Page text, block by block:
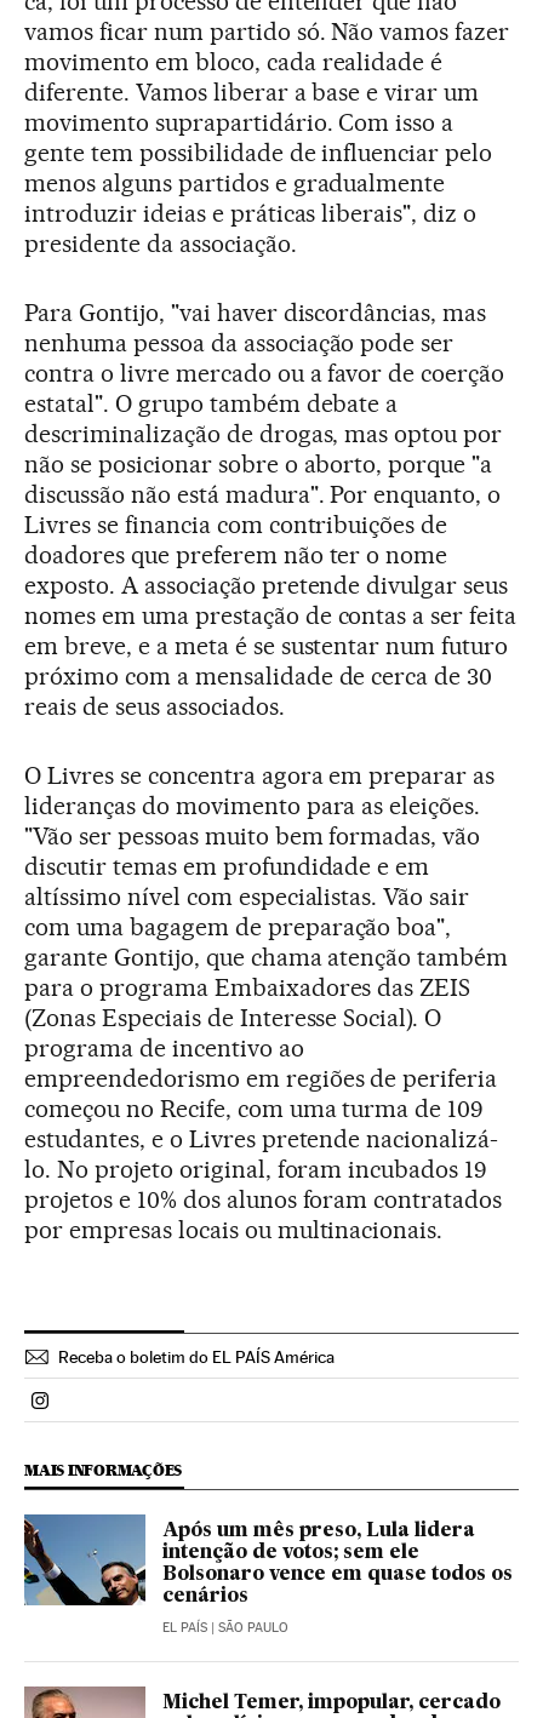
vamos ficar num partido só. Não vamos fazer
movimento em bloco, cada realidade é
diferente. Vamos liberar a base e virar um
movimento suprapartidário. Com isso a
gente tem possibilidade de influenciar pelo
menos alguns partidos e gradualmente
introduzir ideias e práticas liberais", diz o
presidente da associação.
Para Gontijo, "vai haver discordâncias, mas
nenhuma pessoa da associação pode ser
contra o livre mercado ou a favor de coerção
estatal". O grupo também debate a
descriminalização de drogas, mas optou por
não se posicionar sobre o aborto, porque "a
discussão não está madura". Por enquanto, o
Livres se financia com contribuições de
doadores que preferem não ter o nome
exposto. A associação pretende divulgar seus
nomes em uma prestação de contas a ser feita
em breve, e a meta é se sustentar num futuro
próximo com a mensalidade de cerca de 30
reais de seus associados.
O Livres se concentra agora em preparar as
lideranças do movimento para as eleições.
"Vão ser pessoas muito bem formadas, vão
discutir temas em profundidade e em
altíssimo nível com especialistas. Vão sair
com uma bagagem de preparação boa",
garante Gontijo, que chama atenção também
para o programa Embaixadores das ZEIS
(Zonas Especiais de Interesse Social). O
programa de incentivo ao
empreendedorismo em regiões de periferia
começou no Recife, com uma turma de 109
estudantes, e o Livres pretende nacionalizá-
lo. No projeto original, foram incubados 19
projetos e 10% dos alunos foram contratados
por empresas locais ou multinacionais.
Receba o boletim do EL PAÍS América
Politica El País Brasil en Instagram
MAIS INFORMAÇÕES
Após um mês preso, Lula lidera
intenção de votos; sem ele
Bolsonaro vence em quase todos os
cenários
EL PAÍS | SÃO PAULO
Michel Temer, impopular, cercado